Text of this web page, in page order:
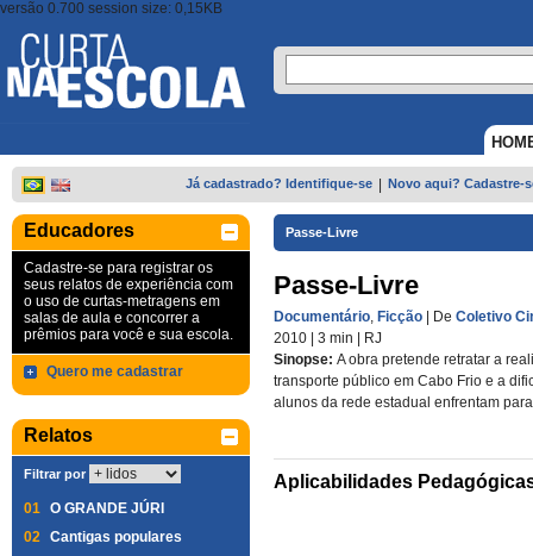
versão 0.700 session size: 0,15KB
Já cadastrado? Identifique-se Novo aqui? Cadastre-
Educadores
Cadastre-se para registrar os
seus relatos de experiência com
o uso de curtas-metragens em
salas de aula e concorrer a
prêmios para você e sua escola.
Quero me cadastrar
Relatos
Filtrar por
01 O GRANDE JÚRI
02 Cantigas populares
Passe-Livre
Passe-Livre
Documentário, Ficção | De Coletivo
2010
| 3 min
RJ
Sinopse: A obra pretende retratar a
transporte público em Cabo Frio e a
alunos da rede estadual enfrentam
Aplicabilidades